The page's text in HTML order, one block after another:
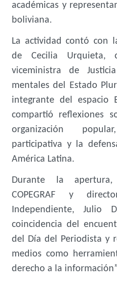
académicas y
boliviana.
La actividad contó con
de Cecilia Urquieta,
viceministra de
mentales del Estado
integrante del espacio
compartió reflexiones
organización
participativa y la
América Latina.
Durante la
COPEGRAF y
Independiente, Julio
coincidencia del
del Día del Periodista y
medios como
derecho a la